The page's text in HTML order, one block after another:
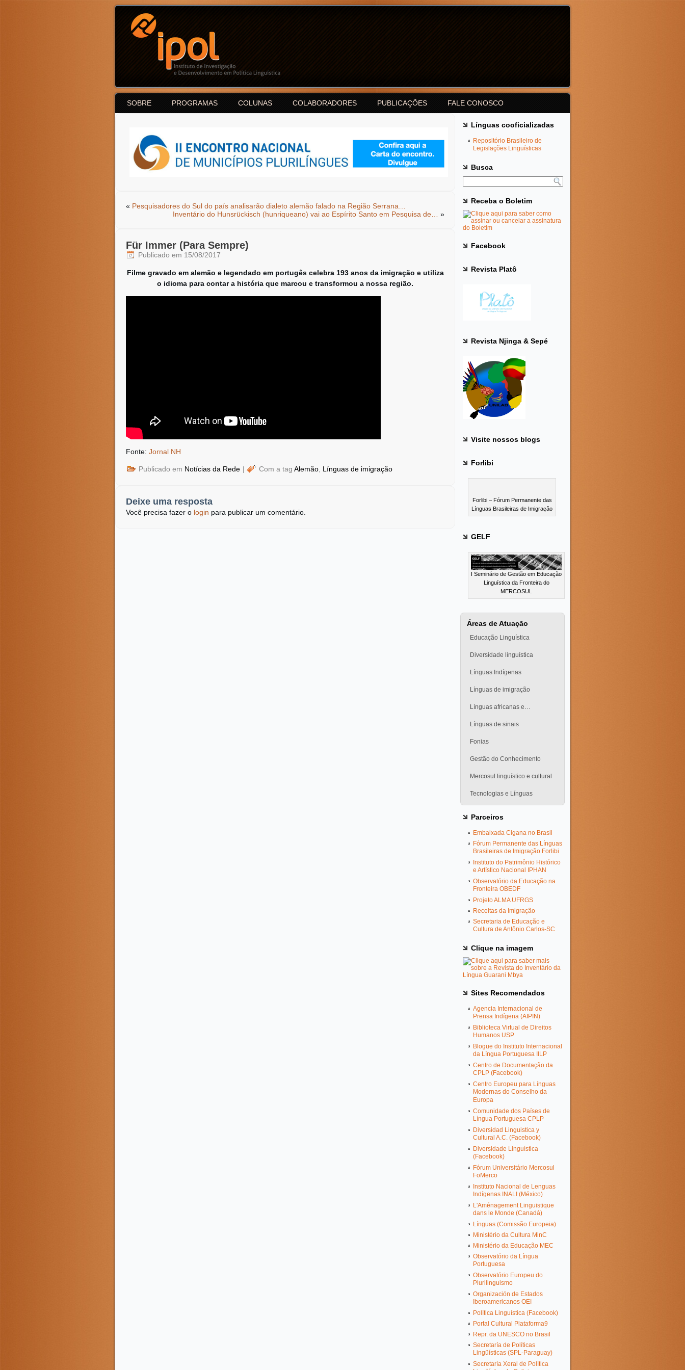
SOBRE PROGRAMAS COLUNAS COLABORADORES PUBLICAÇÕES FALE CONOSCO
« Pesquisadores do Sul do país analisarão dialeto alemão falado na Região Serrana…
Inventário do Hunsrückisch (hunriqueano) vai ao Espírito Santo em Pesquisa de…
»
Für Immer (Para Sempre)
Publicado em 15/08/2017
Filme gravado em alemão e legendado em portugês celebra 193 anos da imigração e utiliza
o idioma para contar a história que marcou e transformou a nossa região.
Fonte: Jornal NH
Publicado em Notícias da Rede | Com a tag Alemão Línguas de imigração
Deixe uma resposta
Você precisa fazer o login para publicar um comentário.
Línguas cooficializadas
Repositório Brasileiro de
Legislações Linguísticas
Busca
Receba o Boletim
Facebook
Revista Platô
Revista Njinga & Sepé
Visite nossos blogs
Forlibi
Forlibi – Fórum Permanente das
Línguas Brasileiras de Imigração
GELF
I Seminário de Gestão em Educação
Linguística da Fronteira do
MERCOSUL
Áreas de Atuação
Educação Linguística
Diversidade linguística
Línguas Indígenas
Línguas de imigração
Línguas africanas e…
Línguas de sinais
Fonias
Gestão do Conhecimento
Mercosul linguístico e cultural
Tecnologias e Línguas
Parceiros
Embaixada Cigana no Brasil
Fórum Permanente das Línguas
Brasileiras de Imigração Forlibi
Instituto do Patrimônio Histórico
e Artístico Nacional IPHAN
Observatório da Educação na
Fronteira OBEDF
Projeto ALMA UFRGS
Receitas da Imigração
Secretaria de Educação e
Cultura de Antônio Carlos-SC
Clique na imagem
Sites Recomendados
Agencia Internacional de
Prensa Indígena (AIPIN)
Biblioteca Virtual de Direitos
Humanos USP
Blogue do Instituto Internacional
da Língua Portuguesa IILP
Centro de Documentação da
CPLP (Facebook)
Centro Europeu para Línguas
Modernas do Conselho da
Europa
Comunidade dos Países de
Língua Portuguesa CPLP
Diversidad Linguistica y
Cultural A.C. (Facebook)
Diversidade Linguística
(Facebook)
Fórum Universitário Mercosul
FoMerco
Instituto Nacional de Lenguas
Indígenas INALI (México)
L'Aménagement Linguistique
dans le Monde (Canadá)
Línguas (Comissão Europeia)
Ministério da Cultura MinC
Ministério da Educação MEC
Observatório da Língua
Portuguesa
Observatório Europeu do
Plurilinguismo
Organización de Estados
Iberoamericanos OEI
Política Linguística (Facebook)
Portal Cultural Plataforma9
Repr. da UNESCO no Brasil
Secretaría de Políticas
Lingüísticas (SPL-Paraguay)
Secretaría Xeral de Política